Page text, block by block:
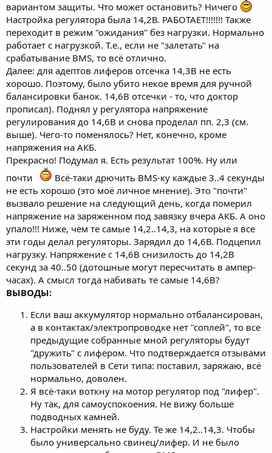
вариантом защиты. Что может остановить? Ничего
Настройка регулятора была 14,2В. РАБОТАЕТ!!!!!!! Также
переходит в режим "ожидания" без нагрузки. Нормально
работает с нагрузкой. Т.е., если не "залетать" на
срабатывание BMS, то всё отлично.
Далее: для адептов лиферов отсечка 14,3В не есть
хорошо. Поэтому, было убито некое время для ручной
балансировки банок. 14,6В отсечки - то, что доктор
прописал). Поднял у регулятора напряжение
регулирования до 14,6В и снова проделал пп. 2,3 (см.
выше). Чего-то поменялось? Нет, конечно, кроме
напряжения на АКБ.
Прекрасно! Подумал я. Есть результат 100%. Ну или
почти
Всё-таки дрючить BMS-ку каждые 3..4 секунды
не есть хорошо (это моё личное мнение). Это "почти"
вызвало решение на следующий день, когда померил
напряжение на заряженном под завязку вчера АКБ. А оно
упало!!! Ниже, чем те самые 14,2..14,3, на которые я все
эти годы делал регуляторы. Зарядил до 14,6В. Подцепил
нагрузку. Напряжение с 14,6В снизилость до 14,2В
секунд за 40..50 (дотошные могут пересчитать в ампер-
часах). А смысл тогда набивать те самые 14,6В?
ВЫВОДЫ:
Если ваш аккумулятор нормально отбалансирован,
а в контактах/электропроводке нет "соплей", то все
предыдущие собранные мной регуляторы будут
"дружить" с лифером. Что подтверждается отзывами
пользователей в Сети типа: поставил, заряжаю, всё
нормально, доволен.
Я всё-таки воткну на мотор регулятор под "лифер".
Ну так, для самоуспокоения. Не вижу больше
подводных камней.
Настройки менять не буду. Те же 14,2..14,3. Чтобы
было универсально свинец/лифер. И не было